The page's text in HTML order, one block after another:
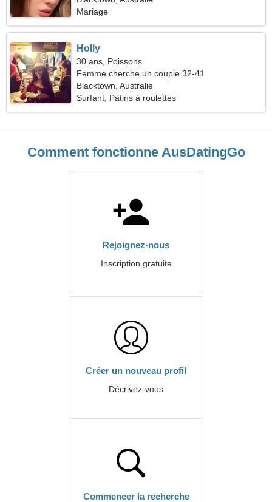
Mariage
Holly
30 ans, Poissons
Femme cherche un couple 32-41
Blacktown, Australie
Surfant, Patins à roulettes
Comment fonctionne AusDatingGo
Rejoignez-nous
Inscription gratuite
Créer un nouveau profil
Décrivez-vous
Commencer la recherche